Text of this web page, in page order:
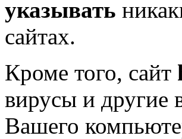
указывать
сайтах.
Кроме того, сайт
вирусы и другие
Вашего